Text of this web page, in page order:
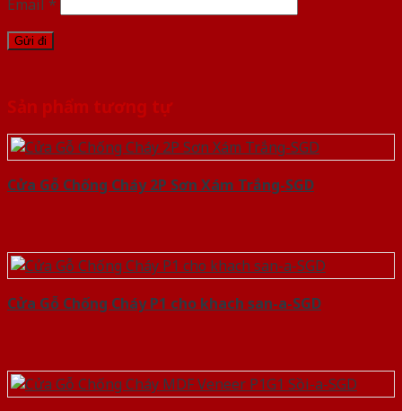
Email *
Sản phẩm tương tự
Cửa Gỗ Chống Cháy 2P Sơn Xám Trắng-SGD
Cửa Gỗ Chống Cháy P1 cho khach san-a-SGD